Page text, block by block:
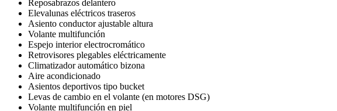
Reposabrazos delantero
Elevalunas eléctricos traseros
Asiento conductor ajustable altura
Volante multifunción
Espejo interior electrocromático
Retrovisores plegables eléctricamente
Climatizador automático bizona
Aire acondicionado
Asientos deportivos tipo bucket
Levas de cambio en el volante (en motores DSG)
Volante multifunción en piel